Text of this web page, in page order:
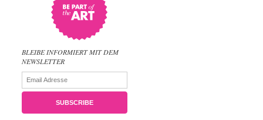
BLEIBE INFORMIERT MIT DEM
NEWSLETTER